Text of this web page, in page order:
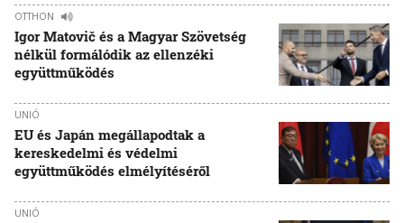
OTTHON
Igor Matovič és a Magyar Szövetség
nélkül formálódik az ellenzéki
együttműködés
UNIÓ
EU és Japán megállapodtak a
kereskedelmi és védelmi
együttműködés elmélyítéséről
UNIÓ